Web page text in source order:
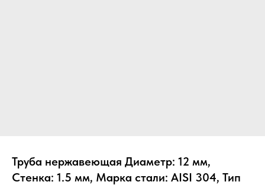
Труба нержавеющая Диаметр: 12 мм,
Стенка: 1.5 мм, Марка стали: AISI 304, Тип